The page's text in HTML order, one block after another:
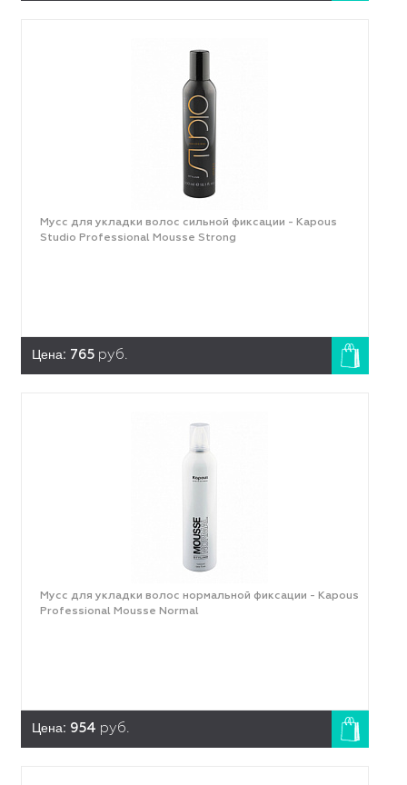
Мусс для укладки волос сильной фиксации - Kapous
Studio Professional Mousse Strong
Цена: 765 руб.
Мусс для укладки волос нормальной фиксации - Kapous
Professional Mousse Normal
Цена: 954 руб.